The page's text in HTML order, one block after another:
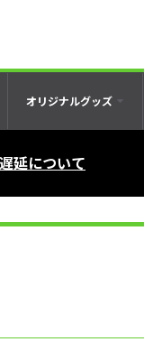
オリジナルグッズ
延について